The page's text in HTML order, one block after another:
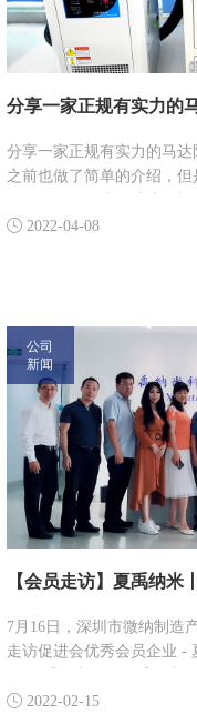
分享一家正规有实力的
分享一家正规有实力的马
之前也做了简单的介绍，
为相关人士带来好的帮助。
2022-04-08
公司
新闻
7月16日，深圳市微纳制造
走访促进会优秀会员企业 -
人刘铁先生热情的接待了大
2022-02-15